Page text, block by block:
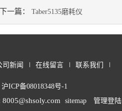
下一篇： Taber5135磨耗仪
司新闻 在线留言 联系我们
沪ICP备08018348号-1
8005@shsoly.com sitemap 管理登陆